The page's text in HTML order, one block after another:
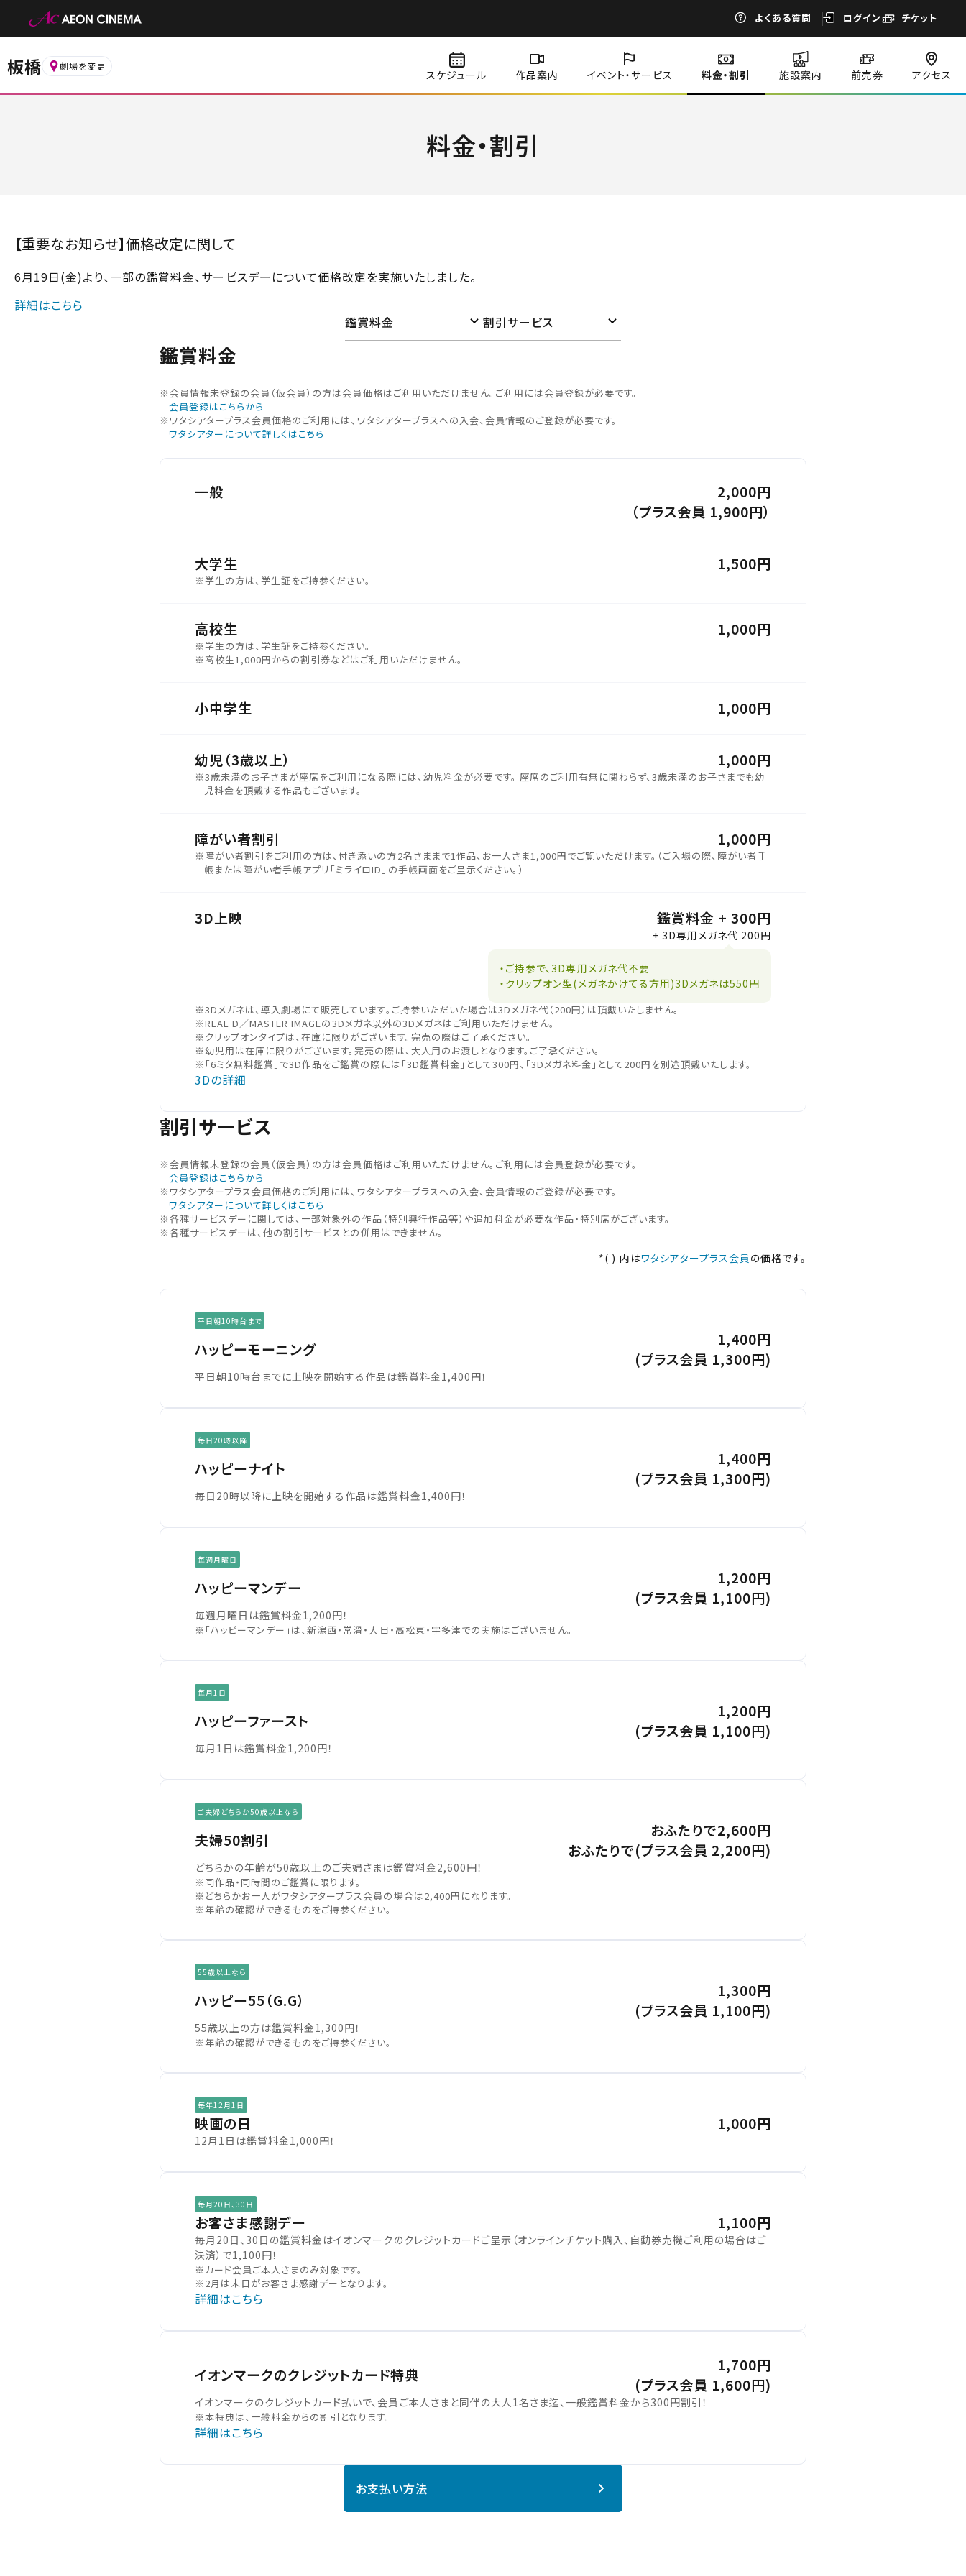
よくある質問 ログイン チケット
チケット購入
チケットの購入は下記リンクより、ご覧になりたい作品を選択しご購入ください。
無料のワタシアターライト会員もあります。
チケットの予約状況の確認及び予約を変更したい場合は、下記リンクよりご確認ください。
板橋 劇場を変更
スケジュール 作品案内 イベント・ サービス 料金・割引 施設案内 前売券 アクセス
お近くの劇場から選ぶ
都道府県から選ぶ
東北
関東
中部
中国・四国
九州
中部
近畿
中国・四国
料金・割引
【重要なお知らせ】価格改定に関して
6月19日(金)より、一部の鑑賞料金、サービスデーについて価格改定を実施いたしました。
詳細はこちら
鑑賞料金
割引サービス
鑑賞料金
※会員情報未登録の会員（仮会員）の⽅は会員価格はご利⽤いただけません。ご利⽤には会員登録が必要です。
会員登録はこちらから
※ワタシアタープラス会員価格のご利用には、ワタシアタープラスへの入会、会員情報のご登録が必要です。
ワタシアターについて詳しくはこちら
一般
2,000円
（プラス会員 1,900円）
大学生 1,500円
※学生の方は、学生証をご持参ください。
高校生 1,000円
※学生の方は、学生証をご持参ください。
※高校生1,000円からの割引券などはご利用いただけません。
小中学生 1,000円
幼児（3歳以上） 1,000円
※3歳未満のお子さまが座席をご利用になる際には、幼児料金が必要です。 座席のご利用有無に関わらず、3歳未満のお子さまでも幼
児料金を頂戴する作品もございます。
障がい者割引 1,000円
※障がい者割引をご利用の方は、付き添いの方2名さままで1作品、お一人さま1,000円でご覧いただけます。（ご入場の際、障がい者手
帳または障がい者手帳アプリ「ミライロID」の手帳画面をご呈示ください。）
3D上映 鑑賞料金 + 300円
+ 3D専用メガネ代 200円
・ご持参で、3D専用メガネ代不要
・クリップオン型(メガネかけてる方用)3Dメガネは550円
※3Dメガネは、導入劇場にて販売しています。ご持参いただいた場合は3Dメガネ代（200円）は頂戴いたしません。
※REAL D／MASTER IMAGEの3Dメガネ以外の3Dメガネはご利用いただけません。
※クリップオンタイプは、在庫に限りがございます。完売の際はご了承ください。
※幼児用は在庫に限りがございます。完売の際は、大人用のお渡しとなります。ご了承ください。
※「6ミタ無料鑑賞」で3D作品をご鑑賞の際には「3D鑑賞料金」として300円、「3Dメガネ料金」として200円を別途頂戴いたします。
3Dの詳細
割引サービス
※会員情報未登録の会員（仮会員）の⽅は会員価格はご利⽤いただけません。ご利⽤には会員登録が必要です。
会員登録はこちらから
※ワタシアタープラス会員価格のご利用には、ワタシアタープラスへの入会、会員情報のご登録が必要です。
ワタシアターについて詳しくはこちら
※各種サービスデーに関しては、一部対象外の作品（特別興行作品等）や追加料金が必要な作品・特別席がございます。
※各種サービスデーは、他の割引サービスとの併用はできません。
*( ) 内はワタシアタープラス会員 の価格です。
平日朝10時台まで
ハッピーモーニング
1,400円
(プラス会員 1,300円)
平日朝10時台までに上映を開始する作品は鑑賞料金1,400円！
毎日20時以降
ハッピーナイト
1,400円
(プラス会員 1,300円)
毎日20時以降に上映を開始する作品は鑑賞料金1,400円！
毎週月曜日
ハッピーマンデー
1,200円
(プラス会員 1,100円)
毎週月曜日は鑑賞料金1,200円！
※「ハッピーマンデー」は、新潟西・常滑・大日・高松東・宇多津での実施はございません。
毎月1日
ハッピーファースト
1,200円
(プラス会員 1,100円)
毎月1日は鑑賞料金1,200円！
ご夫婦どちらか50歳以上なら
夫婦50割引
おふたりで2,600円
おふたりで(プラス会員 2,200円)
どちらかの年齢が50歳以上のご夫婦さまは鑑賞料金2,600円！
※同作品・同時間のご鑑賞に限ります。
※どちらかお一人がワタシアタープラス会員の場合は2,400円になります。
※年齢の確認ができるものをご持参ください。
55歳以上なら
ハッピー55（G.G）
1,300円
(プラス会員 1,100円)
55歳以上の方は鑑賞料金1,300円！
※年齢の確認ができるものをご持参ください。
毎年12月1日
映画の日 1,000円
12月1日は鑑賞料金1,000円！
毎月20日、30日
お客さま感謝デー 1,100円
毎月20日、30日の鑑賞料金はイオンマークのクレジットカードご呈示（オンラインチケット購入、自動券売機ご利用の場合はご
決済）で1,100円！
※カード会員ご本人さまのみ対象です。
※2月は末日がお客さま感謝デーとなります。
詳細はこちら
イオンマークのクレジットカード特典
1,700円
(プラス会員 1,600円)
イオンマークのクレジットカード払いで、会員ご本人さまと同伴の大人1名さま迄、一般鑑賞料金から300円割引！
※本特典は、一般料金からの割引となります。
詳細はこちら
お支払い方法
劇場を変更しますか？
上映日を変更しますか？